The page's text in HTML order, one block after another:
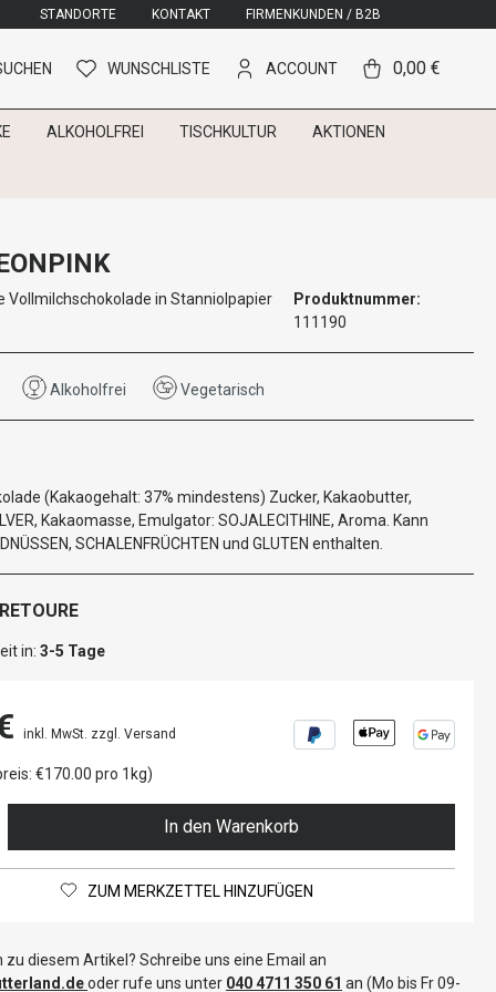
STANDORTE KONTAKT FIRMENKUNDEN / B2B
WUNSCHLISTE ACCOUNT 0,00 €
ALKOHOLFREI TISCHKULTUR AKTIONEN
Vollmilchschokolade in Stanniolpapier
Produktnummer:
111190
Alkoholfrei Vegetarisch
(Kakaogehalt: 37% mindestens) Zucker, Kakaobutter,
Kakaomasse, Emulgator: SOJALECITHINE, Aroma. Kann
SCHALENFRÜCHTEN und GLUTEN enthalten.
in: 3-5 Tage
inkl. MwSt. zzgl. Versand
€170.00 pro 1kg)
In den Warenkorb
ZUM MERKZETTEL HINZUFÜGEN
zu diesem Artikel? Schreibe uns eine Email an
oder rufe uns unter 040 4711 350 61 an (Mo bis Fr 09-